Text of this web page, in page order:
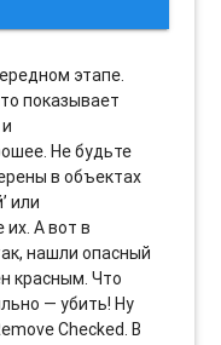
этапе.
показывает
Не будьте
в объектах
или
их. А вот в
нашли опасный
красным. Что
— убить! Ну
Checked. В